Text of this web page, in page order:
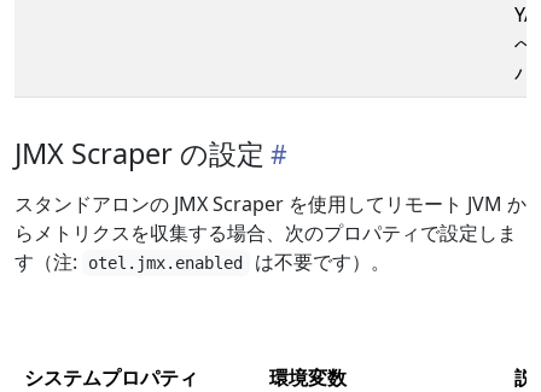
へ
パ
JMX Scraper の設定
スタンドアロンの JMX Scraper を使用してリモート JVM か
らメトリクスを収集する場合、次のプロパティで設定しま
す（注:
otel.jmx.enabled は不要です）。
システムプロパティ 環境変数 説